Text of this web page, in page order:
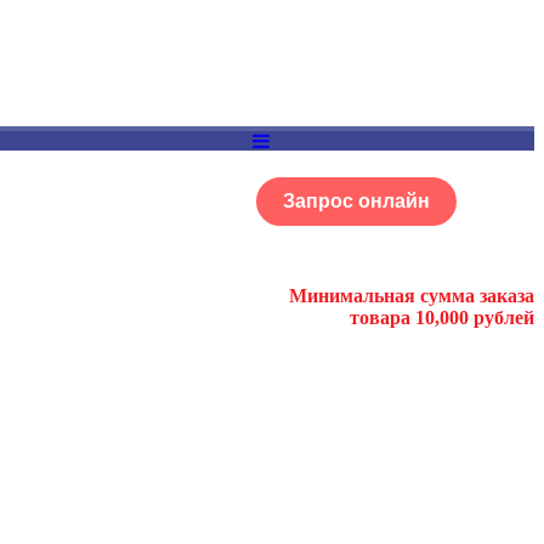
Запрос онлайн
Минимальная сумма заказа
товара 10,000 рублей